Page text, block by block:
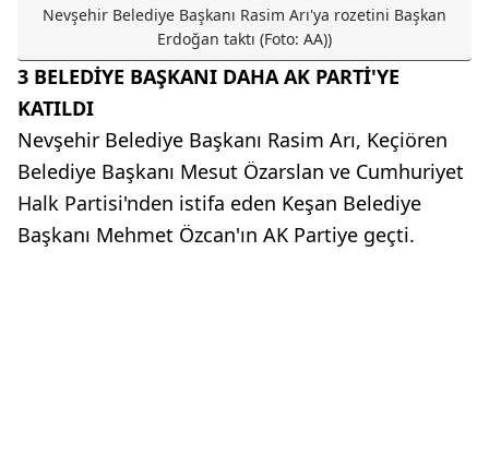
Nevşehir Belediye Başkanı Rasim Arı'ya rozetini Başkan
Erdoğan taktı (Foto: AA))
3 BELEDİYE BAŞKANI DAHA AK PARTİ'YE
KATILDI
Nevşehir Belediye Başkanı Rasim Arı, Keçiören
Belediye Başkanı Mesut Özarslan ve Cumhuriyet
Halk Partisi'nden istifa eden Keşan Belediye
Başkanı Mehmet Özcan'ın AK Partiye geçti.